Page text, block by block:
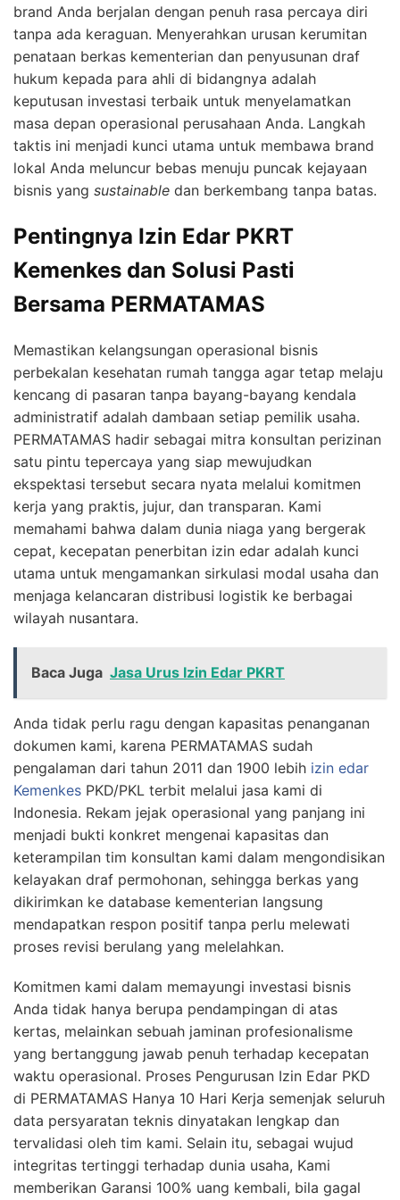
brand Anda berjalan dengan penuh rasa percaya diri
tanpa ada keraguan. Menyerahkan urusan kerumitan
penataan berkas kementerian dan penyusunan draf
hukum kepada para ahli di bidangnya adalah
keputusan investasi terbaik untuk menyelamatkan
masa depan operasional perusahaan Anda. Langkah
taktis ini menjadi kunci utama untuk membawa brand
lokal Anda meluncur bebas menuju puncak kejayaan
bisnis yang sustainable dan berkembang tanpa batas.
Pentingnya Izin Edar PKRT
Kemenkes dan Solusi Pasti
Bersama PERMATAMAS
Memastikan kelangsungan operasional bisnis
perbekalan kesehatan rumah tangga agar tetap melaju
kencang di pasaran tanpa bayang-bayang kendala
administratif adalah dambaan setiap pemilik usaha.
PERMATAMAS hadir sebagai mitra konsultan perizinan
satu pintu tepercaya yang siap mewujudkan
ekspektasi tersebut secara nyata melalui komitmen
kerja yang praktis, jujur, dan transparan. Kami
memahami bahwa dalam dunia niaga yang bergerak
cepat, kecepatan penerbitan izin edar adalah kunci
utama untuk mengamankan sirkulasi modal usaha dan
menjaga kelancaran distribusi logistik ke berbagai
wilayah nusantara.
Baca Juga Jasa Urus Izin Edar PKRT
Anda tidak perlu ragu dengan kapasitas penanganan
dokumen kami, karena PERMATAMAS sudah
pengalaman dari tahun 2011 dan 1900 lebih izin edar
Kemenkes PKD/PKL terbit melalui jasa kami di
Indonesia. Rekam jejak operasional yang panjang ini
menjadi bukti konkret mengenai kapasitas dan
keterampilan tim konsultan kami dalam mengondisikan
kelayakan draf permohonan, sehingga berkas yang
dikirimkan ke database kementerian langsung
mendapatkan respon positif tanpa perlu melewati
proses revisi berulang yang melelahkan.
Komitmen kami dalam memayungi investasi bisnis
Anda tidak hanya berupa pendampingan di atas
kertas, melainkan sebuah jaminan profesionalisme
yang bertanggung jawab penuh terhadap kecepatan
waktu operasional. Proses Pengurusan Izin Edar PKD
di PERMATAMAS Hanya 10 Hari Kerja semenjak seluruh
data persyaratan teknis dinyatakan lengkap dan
tervalidasi oleh tim kami. Selain itu, sebagai wujud
integritas tertinggi terhadap dunia usaha, Kami
memberikan Garansi 100% uang kembali, bila gagal